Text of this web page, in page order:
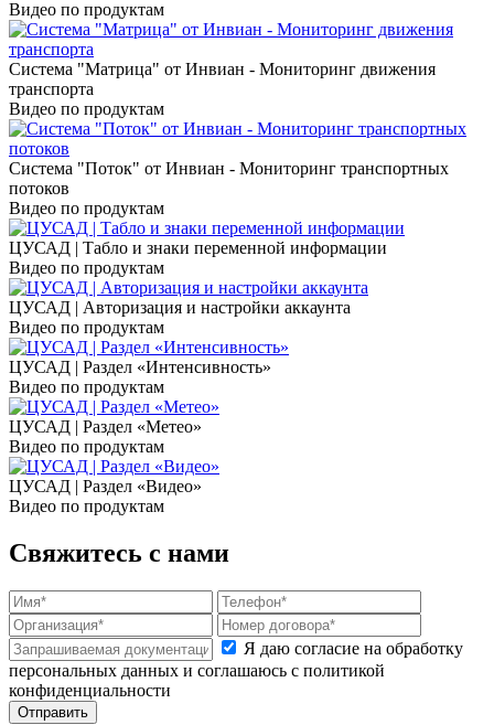
Видео по продуктам
Система "Матрица" от Инвиан - Мониторинг движения
транспорта
Видео по продуктам
Система "Поток" от Инвиан - Мониторинг транспортных
потоков
Видео по продуктам
ЦУСАД | Табло и знаки переменной информации
Видео по продуктам
ЦУСАД | Авторизация и настройки аккаунта
Видео по продуктам
ЦУСАД | Раздел «Интенсивность»
Видео по продуктам
ЦУСАД | Раздел «Метео»
Видео по продуктам
ЦУСАД | Раздел «Видео»
Видео по продуктам
Свяжитесь с нами
Я даю согласие на обработку
персональных данных и соглашаюсь с политикой
конфиденциальности